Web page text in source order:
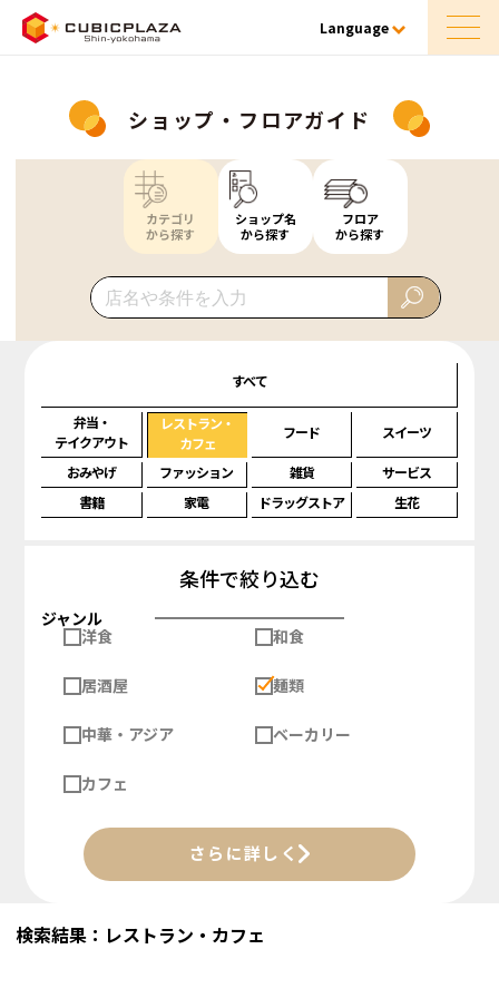
Language
ショップ・フロアガイド
カテゴリ
から探す
ショップ名
から探す
フロア
から探す
すべて
弁当・
テイクアウト
レストラン・
カフェ
フード スイーツ
おみやげ ファッション 雑貨
サービス
書籍
家電 ドラッグストア 生花
条件で絞り込む
ジャンル
洋食
和食
居酒屋 麺類
中華・アジア ベーカリー
カフェ
さらに詳しく
検索結果：レストラン・カフェ